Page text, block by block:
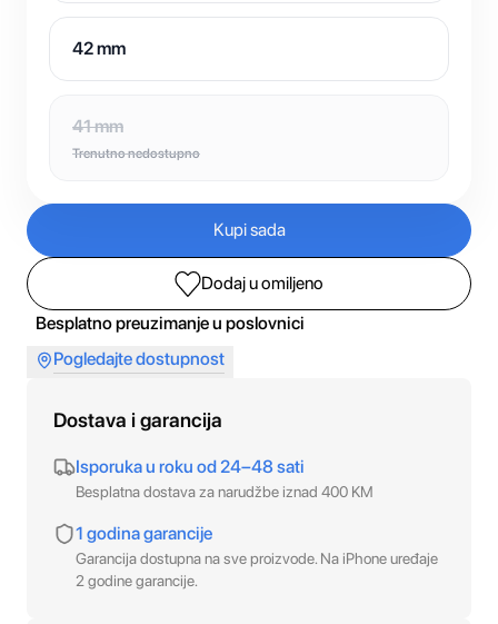
42 mm
41 mm
Trenutno nedostupno
Kupi sada
Dodaj u omiljeno
Besplatno preuzimanje u poslovnici
Pogledajte dostupnost
Dostava i garancija
Isporuka u roku od 24–48 sati
Besplatna dostava za narudžbe iznad 400 KM
1 godina garancije
Garancija dostupna na sve proizvode. Na iPhone uređaje
2 godine garancije.